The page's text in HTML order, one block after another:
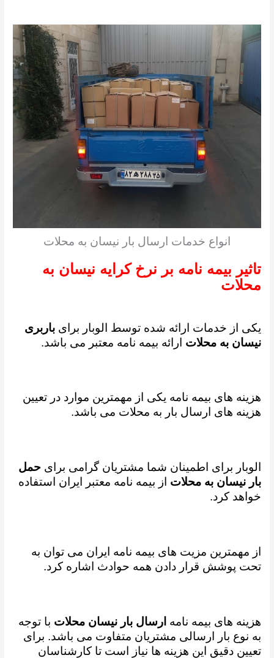
انواع خدمات ارسال بار نیسان به محلات
تاثیر بیمه نامه بر نرخ کرایه نیسان به
محلات
یکی از خدمات ارائه شده توسط الوبار برایباربری
نیسان به محلات ارائه بیمه نامه معتبر می باشد.
هزینه های بیمه نامه یکی از مهمترین موارد در تعیین
هزینه های ارسال بار به محلات می باشد.
الوبار برای اطمینان شما مشتریان گرامی برایحمل
بار نیسان به محلات از بیمه نامه معتبر ایران استفاده
خواهد کرد.
از مهمترین مزیت های بیمه نامه ایران می توان به
تحت پوشش قرار دادن همه حوادث اشاره کرد.
هزینه های بیمه نامه ارسال بار نیسان محلات با توجه
به نوع بار ارسالی مشتریان متفاوت می باشد. برای
تعیین دقیق این هزینه ها نیاز است تا کارشناسان